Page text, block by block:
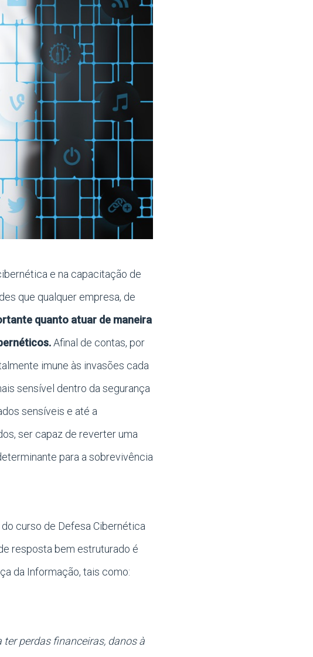
e na capacitação de
que qualquer empresa, de
quanto atuar de maneira
.Afinal de contas, por
imune às invasões cada
sensível dentro da segurança
sensíveis e até a
ser capaz de reverter uma
para a sobrevivência
curso de Defesa Cibernética
resposta bem estruturado é
da Informação, tais como:
ter perdas financeiras, danos à